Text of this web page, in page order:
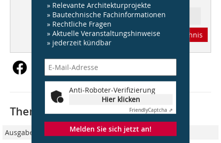
Ressort: Architektur
Abonnement Inhaltsverzeichnis
» Relevante Architekturprojekte
» Bautechnische Fachinformationen
» Rechtliche Fragen
» Aktuelle Veranstaltungshinweise
» jederzeit kündbar
Anti-Roboter-Verifizierung
Hier klicken
FriendlyCaptcha ⇗
Melden Sie sich jetzt an!
Thematisch passende Artikel:
Ausgabe 02/2015